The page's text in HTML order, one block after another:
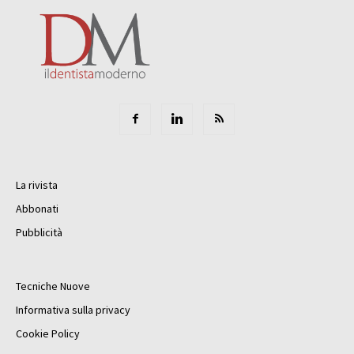
La rivista
Abbonati
Pubblicità
Tecniche Nuove
Informativa sulla privacy
Cookie Policy